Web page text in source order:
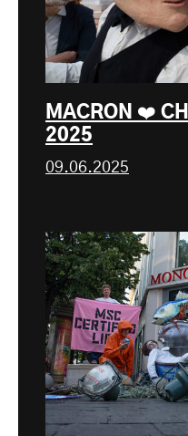
MACRON ❤️
2025
09.06.2025